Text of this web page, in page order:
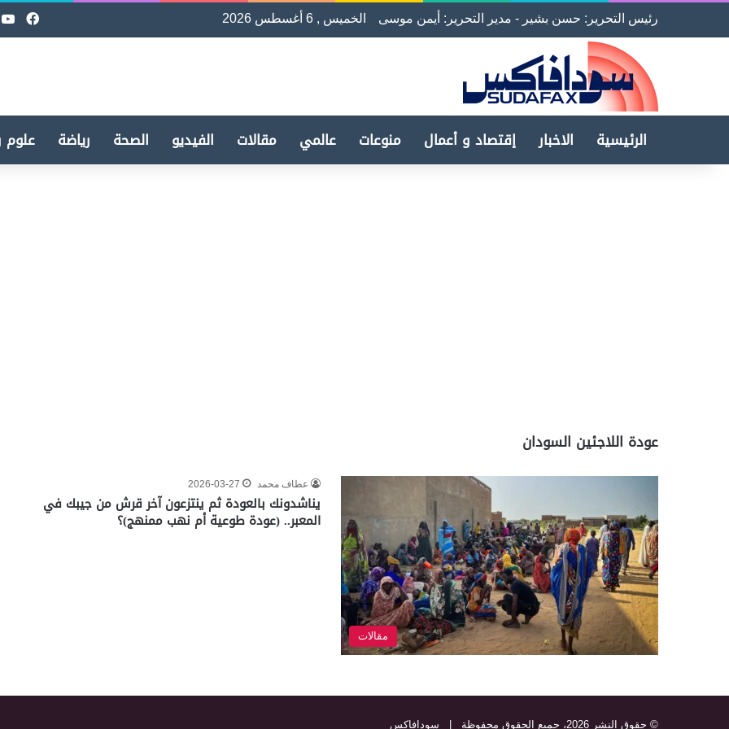
رئيس التحرير: حسن بشير - مدير التحرير: أيمن موسى الخميس , 6 أغسطس 2026
الرئيسية الاخبار إقتصاد و أعمال منوعات عالمي مقالات الفيديو الصحة رياضة علوم
عودة اللاجئين السودان
مقالات
عطاف محمد 2026-03-27
يناشدونك بالعودة ثم ينتزعون آخر قرش من جيبك في
المعبر.. (عودة طوعية أم نهب ممنهج)؟
© حقوق النشر 2026، جميع الحقوق محفوظة | سودافاكس